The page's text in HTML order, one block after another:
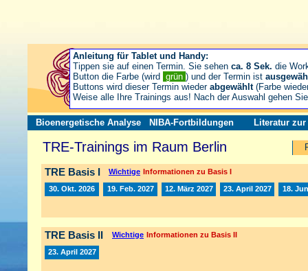
Bioenergetische Analyse NIBA-Fortbildungen Literatur zur
TRE-Trainings im Raum Berlin
TRE Basis I Wichtige Informationen zu Basis I
30. Okt. 2026 19. Feb. 2027 12. März 2027 23. April 2027 18.
TRE Basis II Wichtige Informationen zu Basis II
23. April 2027
Anleitung für Tablet und Handy:
Tippen sie auf einen Termin. Sie sehen ca. 8 Sek. die
Button die Farbe (wird grün ) und der Termin ist
Buttons wird dieser Termin wieder abgewählt(Farbe
Weise alle Ihre Trainings aus! Nach der Auswahl gehen